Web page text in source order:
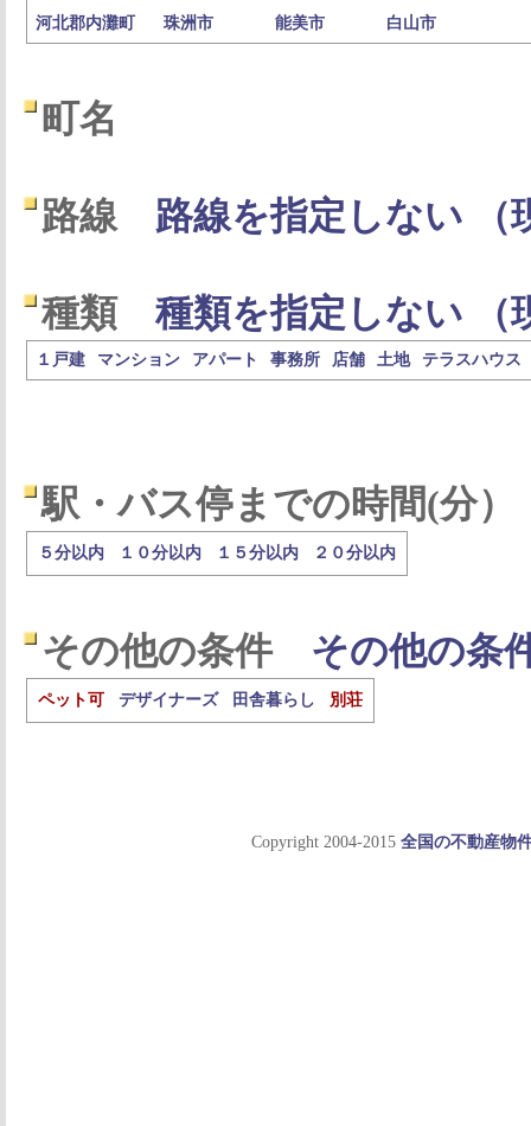
河北郡内灘町
珠洲市 能美市 白山市
町名
路線 路線を指定しない （
種類 種類を指定しない （
１戸建 マンション アパート 事務所 店舗 土地 テラスハウス
駅・バス停までの時間(分）
５分以内 １０分以内 １５分以内 ２０分以内
その他の条件 その他の条
ペット可 デザイナーズ 田舎暮らし 別荘
Copyright 2004-2015 全国の不動産物